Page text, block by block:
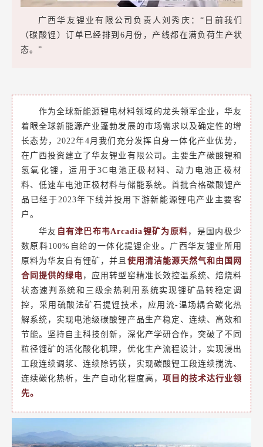
广西华友锂业有限公司负责人刘秀庆：“目前我们
（碳酸锂）订单已经排到6月份，产线都在满负荷生产状
态。”
作为全球新能源锂电材料领域的龙头领军企业，华友
着眼全球新能源产业蓬勃发展的市场需求以及确定性的增
长态势，2022年4月我们充分发挥自身一体化产业优势，
在广西投资建立了华友锂业有限公司。主要生产碳酸锂和
氢氧化锂，运用于3C电池正极材料、动力电池正极材
料、低速车电池正极材料与储能系统。首批合格碳酸锂产
品已经于2023年下线并投用下游新能源锂电产业主要客
户。
华友 自有津巴布韦Arcadia锂矿为原料 ，是国内极少
数原料100%自给的一体化提锂企业。广西华友锂业所用
原料为华友自有锂矿，并且 使用清洁能源天然气和由国网
合同提供的绿电 ，应用转型窑精准长效控温系统、焙烧料
状态速判系统和三级余热利用系统实现锂矿晶转稳定调
控，采用硫酸法矿石提锂技术，应用流-温场耦合碳化热
解系统，实现电池级碳酸锂产品生产稳定、连续、高效和
节能。坚持自主科技创新，深化产学研合作，突破了不同
粒径锂矿的活化酸化机理，优化生产流程设计，实现浸出
工段连续调浆、连续除钙镁，实现碳酸锂工段连续搅洗、
连续碳化热析，生产自动化程度高， 项目的技术达行业领
先。